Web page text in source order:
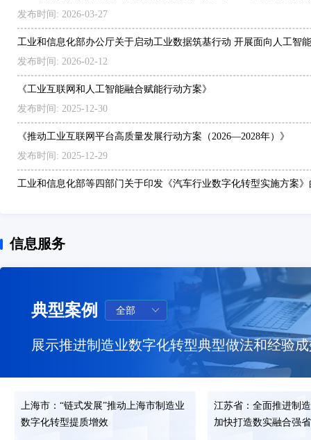
发布时间: 2026-03-27
工业和信息化部办公厅关于启动工业数据筑基行动 开展面向人工智
业数据集建设先行先试的通知
发布时间: 2026-02-12
《工业互联网和人工智能融合赋能行动方案》
发布时间: 2025-12-30
《推动工业互联网平台高质量发展行动方案（2026—2028年）》
发布时间: 2025-12-29
工业和信息化部等四部门关于印发《汽车行业数字化转型实施方案
案“揭榜挂帅”项目名单的通知
发布时间: 2025-12-26
发布时间: 2025-12-25
工业和信息化部办公厅关于进一步加快制造业中试平台体系化布局
发布时间: 2025-11-11
工业和信息化部办公厅关于印发《场景化、图谱化推进重点行业数
信息服务
典型案例
展示推进制造业数字化转型典型做法和经验
上海市：“链式发展”推动上海市制造业
数字化转型提质增效
江苏省：全面推进制
加快打造数实融合强省